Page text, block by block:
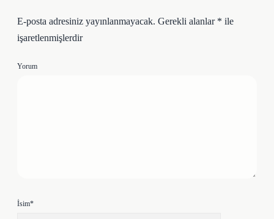
E-posta adresiniz yayınlanmayacak. Gerekli alanlar * ile
işaretlenmişlerdir
Yorum
İsim*